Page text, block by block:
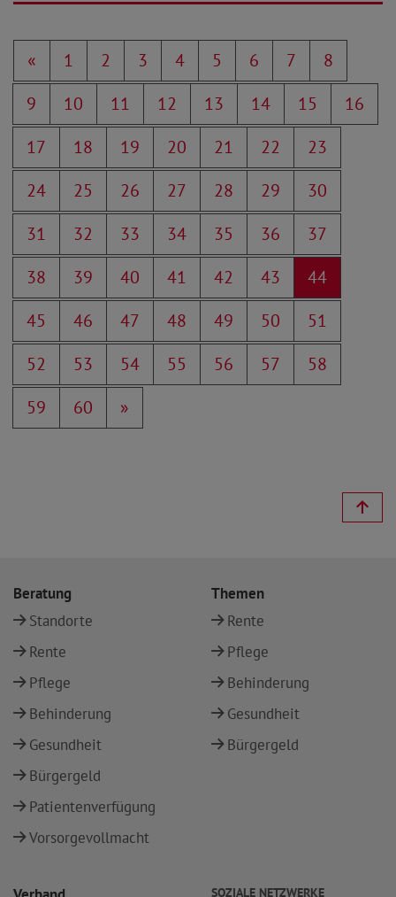
« 1 2 3 4 5 6 7
8
9
10 11 12 13 14 15
16
17
18 19 20 21 22
23
24
25 26 27 28 29
30
31
32 33 34 35 36
37
38
39 40 41 42 43
44
45
46 47 48 49 50
51
52
53 54 55 56 57
58
59
60 »
Beratung
Standorte
Rente
Pflege
Behinderung
Gesundheit
Bürgergeld
Patientenverfügung
Vorsorgevollmacht
Themen
Rente
Pflege
Behinderung
Gesundheit
Bürgergeld
SOZIALE NETZWERKE